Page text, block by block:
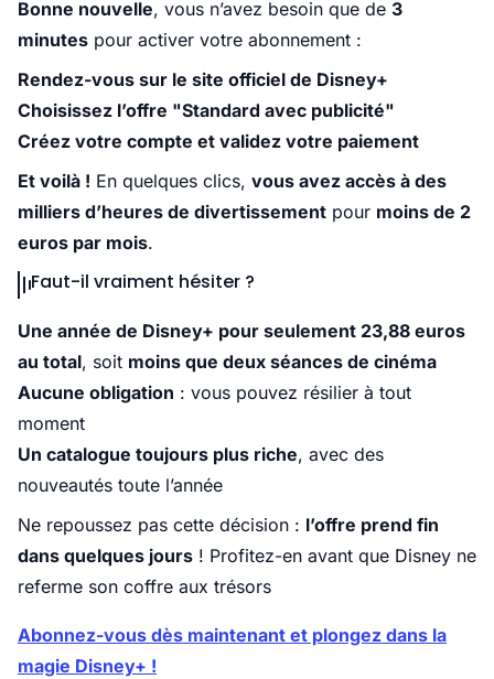
Bonne nouvelle, vous n’avez besoin que de 3
minutes pour activer votre abonnement :
Rendez-vous sur le site officiel de Disney+
Choisissez l’offre "Standard avec publicité"
Créez votre compte et validez votre paiement
Et voilà ! En quelques clics, vous avez accès à des
milliers d’heures de divertissement pour moins de 2
euros par mois.
Faut-il vraiment hésiter ?
Une année de Disney+ pour seulement 23,88 euros
au total, soit moins que deux séances de cinéma
Aucune obligation : vous pouvez résilier à tout
moment
Un catalogue toujours plus riche, avec des
nouveautés toute l’année
Ne repoussez pas cette décision : l’offre prend fin
dans quelques jours ! Profitez-en avant que Disney ne
referme son coffre aux trésors
Abonnez-vous dès maintenant et plongez dans la
magie Disney+ !